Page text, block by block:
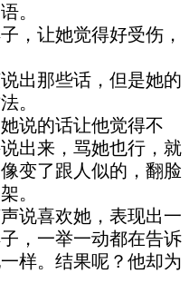
。
让她觉得好受伤，
那些话，但是她的
。
说的话让他觉得不
出来，骂她也行，就
变了跟人似的，翻脸
。
喜欢她，表现出一
，一举一动都在告诉
样。结果呢？他却为